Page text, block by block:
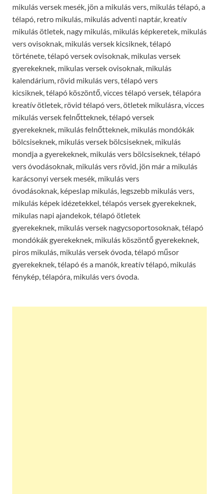
mikulás versek mesék, jön a mikulás vers, mikulás télapó, a
télapó, retro mikulás, mikulás adventi naptár, kreatív
mikulás ötletek, nagy mikulás, mikulás képkeretek, mikulás
vers ovisoknak, mikulás versek kicsiknek, télapó
története, télapó versek ovisoknak, mikulas versek
gyerekeknek, mikulas versek ovisoknak, mikulás
kalendárium, rövid mikulás vers, télapó vers
kicsiknek, télapó köszöntő, vicces télapó versek, télapóra
kreatív ötletek, rövid télapó vers, ötletek mikulásra, vicces
mikulás versek felnőtteknek, télapó versek
gyerekeknek, mikulás felnőtteknek, mikulás mondókák
bölcsiseknek, mikulás versek bölcsiseknek, mikulás
mondja a gyerekeknek, mikulás vers bölcsiseknek, télapó
vers óvodásoknak, mikulás vers rövid, jön már a mikulás
karácsonyi versek mesék, mikulás vers
óvodásoknak, képeslap mikulás, legszebb mikulás vers,
mikulás képek idézetekkel, télapós versek gyerekeknek,
mikulas napi ajandekok, télapó ötletek
gyerekeknek, mikulás versek nagycsoportosoknak, télapó
mondókák gyerekeknek, mikulás köszöntő gyerekeknek,
piros mikulás, mikulás versek óvoda, télapó műsor
gyerekeknek, télapó és a manók, kreatív télapó, mikulás
fénykép, télapóra, mikulás vers óvoda.